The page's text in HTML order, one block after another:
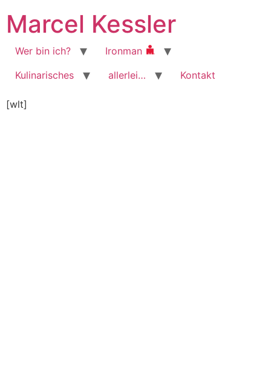
Inhalt
wechseln
Marcel Kessler
Wer bin ich?
Ironman
Kulinarisches
allerlei… Kontakt
[wlt]